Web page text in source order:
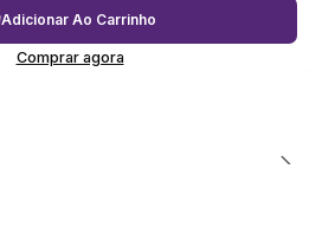
Adicionar Ao Carrinho
Comprar agora